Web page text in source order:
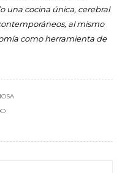
una cocina única, cerebral
al mismo
como herramienta de